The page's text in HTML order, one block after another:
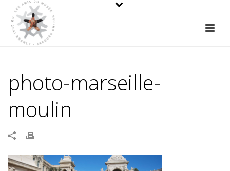
photo-marseille-
moulin